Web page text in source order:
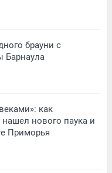
брауни с
Барнаула
как
нашел нового паука и
Приморья